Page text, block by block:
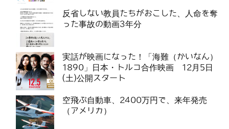
反省しない教員たちがおこした、人命を奪
った事故の動画3年分
実話が映画になった！「海難（かいなん）
1890」日本・トルコ合作映画 12月5日
(土)公開スタート
空飛ぶ自動車、2400万円で、来年発売
（アメリカ）